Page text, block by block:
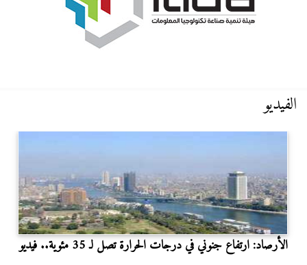
الفيديو
الأرصاد: ارتفاع جنوني في درجات الحرارة تصل لـ 35 مئوية.. فيديو